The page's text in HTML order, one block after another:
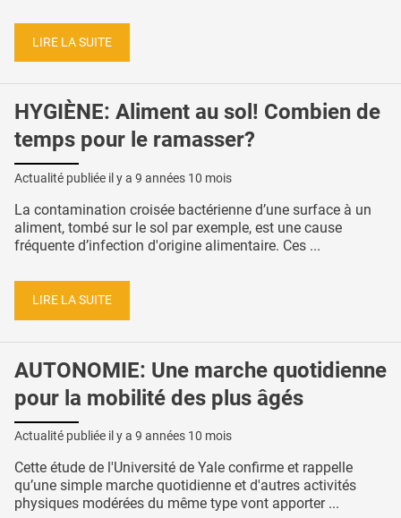
LIRE LA SUITE
HYGIÈNE: Aliment au sol! Combien de
temps pour le ramasser?
Actualité publiée il y a 9 années 10 mois
La contamination croisée bactérienne d’une surface à un
aliment, tombé sur le sol par exemple, est une cause
fréquente d’infection d'origine alimentaire. Ces ...
LIRE LA SUITE
AUTONOMIE: Une marche quotidienne
pour la mobilité des plus âgés
Actualité publiée il y a 9 années 10 mois
Cette étude de l'Université de Yale confirme et rappelle
qu’une simple marche quotidienne et d'autres activités
physiques modérées du même type vont apporter ...